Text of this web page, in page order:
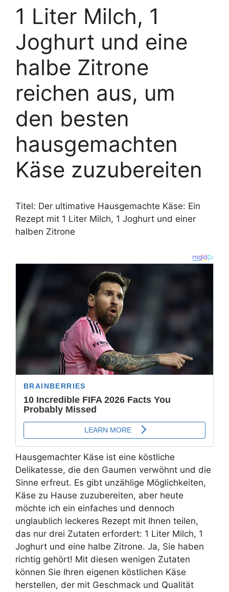
1 Liter Milch, 1
Joghurt und eine
halbe Zitrone
reichen aus, um
den besten
hausgemachten
Käse zuzubereiten
Titel: Der ultimative Hausgemachte Käse: Ein
Rezept mit 1 Liter Milch, 1 Joghurt und einer
halben Zitrone
Hausgemachter Käse ist eine köstliche
Delikatesse, die den Gaumen verwöhnt und die
Sinne erfreut. Es gibt unzählige Möglichkeiten,
Käse zu Hause zuzubereiten, aber heute
möchte ich ein einfaches und dennoch
unglaublich leckeres Rezept mit Ihnen teilen,
das nur drei Zutaten erfordert: 1 Liter Milch, 1
Joghurt und eine halbe Zitrone. Ja, Sie haben
richtig gehört! Mit diesen wenigen Zutaten
können Sie Ihren eigenen köstlichen Käse
herstellen, der mit Geschmack und Qualität